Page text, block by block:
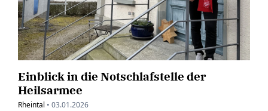
Einblick in die Notschlafstelle der
Heilsarmee
Rheintal • 03.01.2026